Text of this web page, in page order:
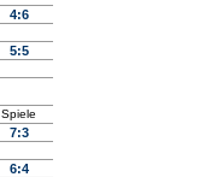
4:6
5:5
Spiele
7:3
6:4